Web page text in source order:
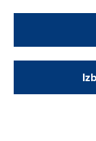
Pomoč
1987